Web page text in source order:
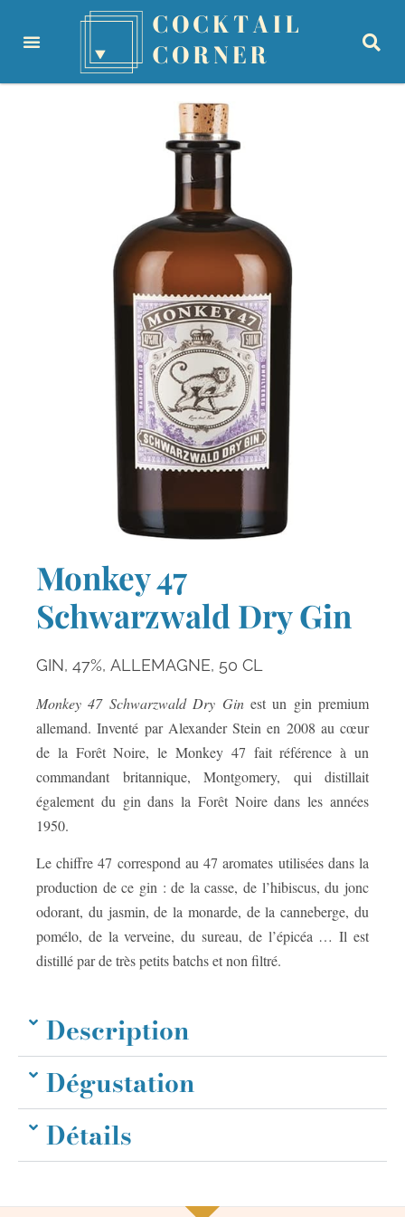
Monkey 47
Schwarzwald Dry Gin
GIN, 47%, ALLEMAGNE, 50 CL
Monkey 47 Schwarzwald Dry Ginest un gin premium
allemand. Inventé par Alexander Stein en 2008 au cœur
de la Forêt Noire, le Monkey 47 fait référence à un
commandant britannique, Montgomery, qui distillait
également du gin dans la Forêt Noire dans les années
1950.
Le chiffre 47 correspond au 47 aromates utilisées dans la
production de ce gin : de la casse, de l’hibiscus, du jonc
odorant, du jasmin, de la monarde, de la canneberge, du
pomélo, de la verveine, du sureau, de l’épicéa … Il est
distillé par de très petits batchs et non filtré.
Description
Dégustation
Détails